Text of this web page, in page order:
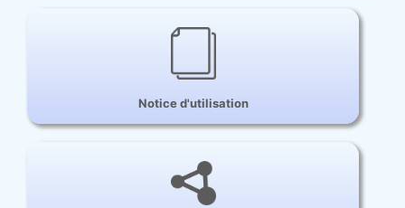
Notice d'utilisation